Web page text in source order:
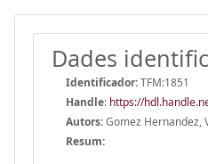
Dades
Identificador:TFM:1851
Handle: https://
Autors:Gomez Hernandez,
Resum: